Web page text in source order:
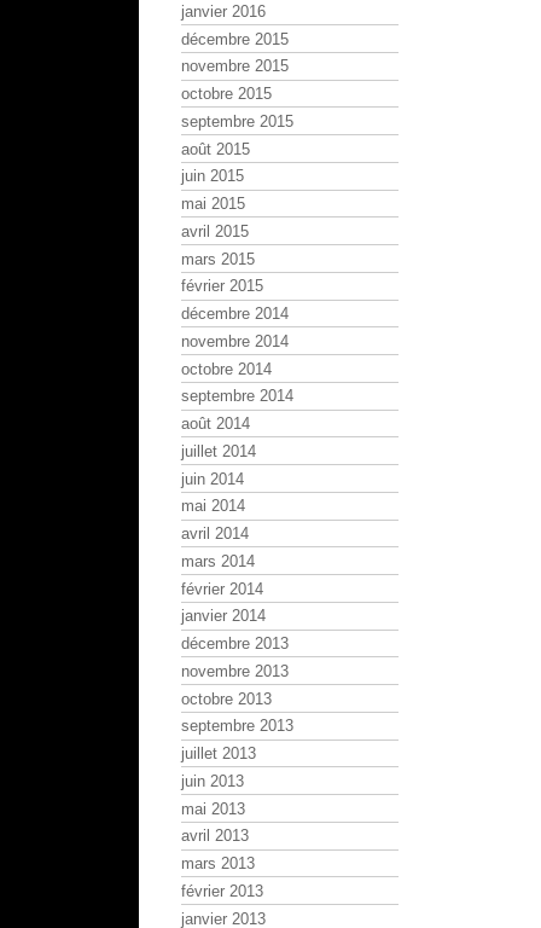
janvier 2016
décembre 2015
novembre 2015
octobre 2015
septembre 2015
août 2015
juin 2015
mai 2015
avril 2015
mars 2015
février 2015
décembre 2014
novembre 2014
octobre 2014
septembre 2014
août 2014
juillet 2014
juin 2014
mai 2014
avril 2014
mars 2014
février 2014
janvier 2014
décembre 2013
novembre 2013
octobre 2013
septembre 2013
juillet 2013
juin 2013
mai 2013
avril 2013
mars 2013
février 2013
janvier 2013